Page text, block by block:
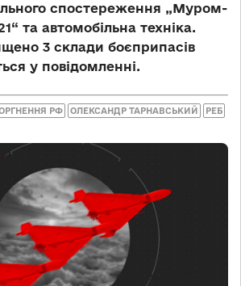
спостереження „Муром-
та автомобільна техніка.
3 склади боєприпасів
у повідомленні.
РФ ОЛЕКСАНДР ТАРНАВСЬКИЙ РЕБ